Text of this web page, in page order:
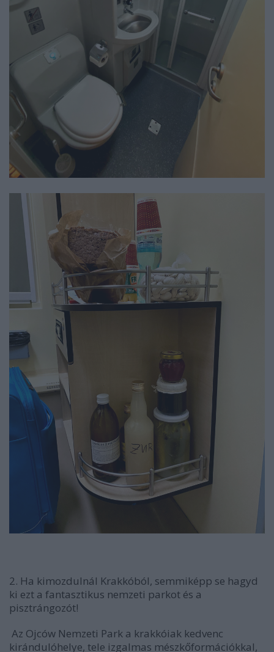
2. Ha kimozdulnál Krakkóból, semmiképp se hagyd
ki ezt a fantasztikus nemzeti parkot és a
pisztrángozót!
Az Ojców Nemzeti Park a krakkóiak kedvenc
kirándulóhelye, tele izgalmas mészkőformációkkal,